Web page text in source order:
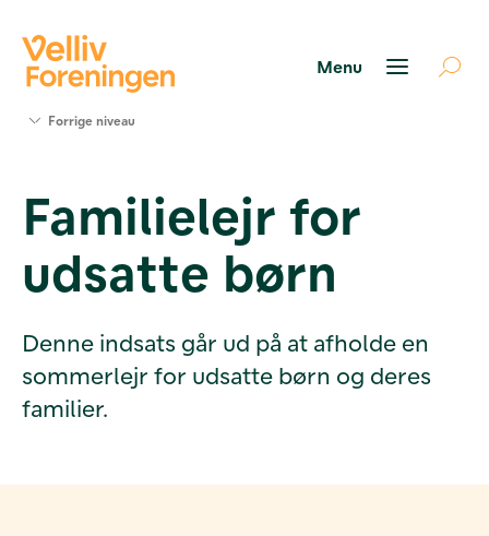
Værktøjer
og viden
Om Velliv
Foreningen
Forrige niveau
Familielejr for
udsatte børn
Denne indsats går ud på at afholde en
sommerlejr for udsatte børn og deres
familier.